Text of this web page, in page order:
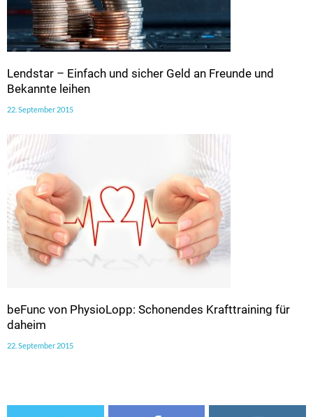
Lendstar – Einfach und sicher Geld an Freunde und
Bekannte leihen
22. September 2015
beFunc von PhysioLopp: Schonendes Krafttraining für
daheim
22. September 2015